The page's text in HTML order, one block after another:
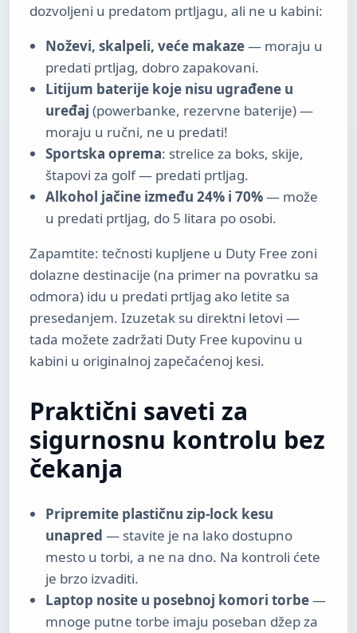
dozvoljeni u predatom prtljagu, ali ne u kabini:
Noževi, skalpeli, veće makaze— moraju u
predati prtljag, dobro zapakovani.
Litijum baterije koje nisu ugrađene u
uređaj (powerbanke, rezervne baterije) —
moraju u ručni, ne u predati!
Sportska oprema: strelice za boks, skije,
štapovi za golf — predati prtljag.
Alkohol jačine između 24% i 70%— može
u predati prtljag, do 5 litara po osobi.
Zapamtite: tečnosti kupljene u Duty Free zoni
dolazne destinacije (na primer na povratku sa
odmora) idu u predati prtljag ako letite sa
presedanjem. Izuzetak su direktni letovi —
tada možete zadržati Duty Free kupovinu u
kabini u originalnoj zapečaćenoj kesi.
Praktični saveti za
sigurnosnu kontrolu bez
čekanja
Pripremite plastičnu zip-lock kesu
unapred — stavite je na lako dostupno
mesto u torbi, a ne na dno. Na kontroli ćete
je brzo izvaditi.
Laptop nosite u posebnoj komori torbe—
mnoge putne torbe imaju poseban džep za